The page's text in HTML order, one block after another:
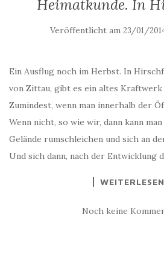
Heimatkunde. In
Veröffentlicht am 23/01/
Ein Ausflug noch im Herbst. In
von Zittau, gibt es ein altes Kraftwerk
Zumindest, wenn man innerhalb der
Wenn nicht, so wie wir, dann kann
Gelände rumschleichen und sich an
Und sich dann, nach der Entwicklung
WEITERLESEN
Noch keine